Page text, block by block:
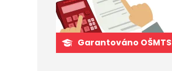
Garantováno OŠMTS